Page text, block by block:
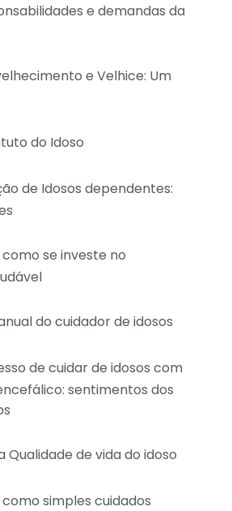
e demandas da
e Velhice: Um
do Idoso
de Idosos dependentes:
se investe no
do cuidador de idosos
de cuidar de idosos com
sentimentos dos
Qualidade de vida do idoso
simples cuidados